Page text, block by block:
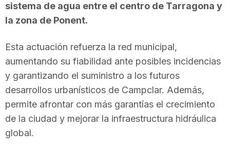
sistema de agua entre el centro de Tarragona y
la zona de Ponent.
Esta actuación refuerza la red municipal,
aumentando su fiabilidad ante posibles incidencias
y garantizando el suministro a los futuros
desarrollos urbanísticos de Campclar. Además,
permite afrontar con más garantías el crecimiento
de la ciudad y mejorar la infraestructura hidráulica
global.